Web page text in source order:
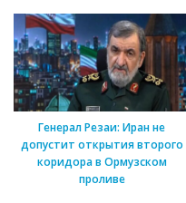
Генерал Резаи: Иран не
допустит открытия второго
коридора в Ормузском
проливе